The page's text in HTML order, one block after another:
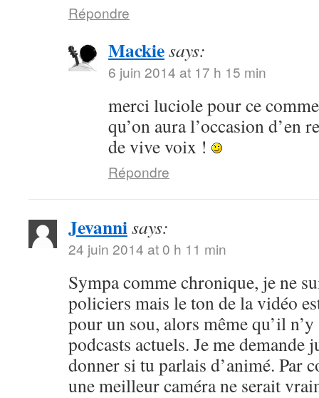
Répondre
Mackiesays:
6 juin 2014 at 17 h 15 min
merci luciole pour ce
qu’on aura l’occasion d’en
de vive voix !
Répondre
Jevannisays:
24 juin 2014 at 0 h 11 min
Sympa comme chronique, je ne
policiers mais le ton de la vidéo
pour un sou, alors même qu’il
podcasts actuels. Je me demande
donner si tu parlais d’animé. Par
une meilleur caméra ne serait